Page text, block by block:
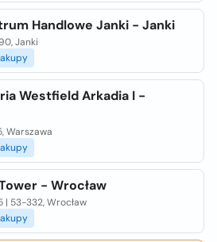
Handlowe Janki - Janki
Janki
Westfield Arkadia I -
Warszawa
- Wrocław
| 53-332, Wrocław